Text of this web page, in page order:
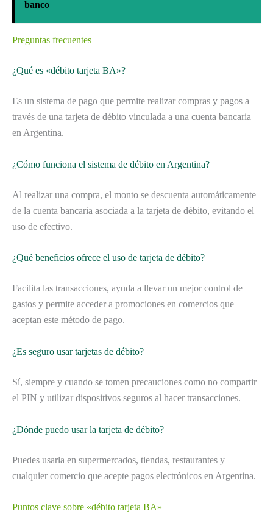
banco
Preguntas frecuentes
¿Qué es «débito tarjeta BA»?
Es un sistema de pago que permite realizar compras y pagos a
través de una tarjeta de débito vinculada a una cuenta bancaria
en Argentina.
¿Cómo funciona el sistema de débito en Argentina?
Al realizar una compra, el monto se descuenta automáticamente
de la cuenta bancaria asociada a la tarjeta de débito, evitando el
uso de efectivo.
¿Qué beneficios ofrece el uso de tarjeta de débito?
Facilita las transacciones, ayuda a llevar un mejor control de
gastos y permite acceder a promociones en comercios que
aceptan este método de pago.
¿Es seguro usar tarjetas de débito?
Sí, siempre y cuando se tomen precauciones como no compartir
el PIN y utilizar dispositivos seguros al hacer transacciones.
¿Dónde puedo usar la tarjeta de débito?
Puedes usarla en supermercados, tiendas, restaurantes y
cualquier comercio que acepte pagos electrónicos en Argentina.
Puntos clave sobre «débito tarjeta BA»